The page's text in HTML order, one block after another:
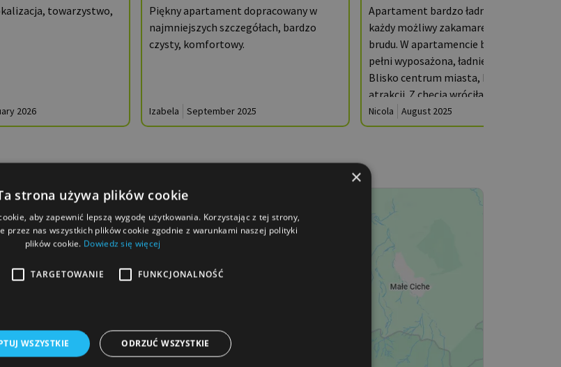
towarzystwo,
2026
Piękny apartament dopracowany w
najmniejszych szczegółach, bardzo
czysty, komfortowy.
Izabela September 2025
Apartament bardzo ładny, schludny,
każdy możliwy zakamarek czysty bez
brudu. W apartamencie była kuchnia w
pełni wyposażona, ładnie zadbana.
Blisko centrum miasta, blisko różnych
atrakcji. Z chęcią wróciłabym do tego
miejsca. Serdecznie polecam!
Nicola August 2025
×
strona używa plików cookie
aby zapewnić lepszą wygodę użytkowania. Korzystając z tej strony,
przez nas wszystkich plików cookie zgodnie z warunkami naszej polityki
plików cookie. Dowiedz się więcej
TARGETOWANIE FUNKCJONALNOŚĆ
WSZYSTKIE ODRZUĆ WSZYSTKIE